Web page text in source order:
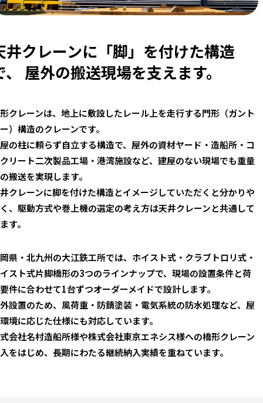
井クレーンに「脚」を付けた構造
屋外の搬送現場を支えます。
クレーンは、地上に敷設したレール上を走行する門形（ガント
）構造のクレーンです。
の柱に頼らず自立する構造で、屋外の資材ヤード・造船所・コ
リート二次製品工場・港湾施設など、建屋のない現場でも重量
搬送を実現します。
クレーンに脚を付けた構造とイメージしていただくと分かりや
、駆動方式や巻上機の選定の考え方は天井クレーンと共通して
す。
県・北九州の大江鉄工所では、ホイスト式・クラブトロリ式・
スト式片脚橋形の3つのラインナップで、現場の設置条件と荷
件に合わせて1台ずつオーダーメイドで設計します。
設置のため、風荷重・防錆塗装・電気系統の防水処理など、屋
境に応じた仕様にも対応しています。
会社名村造船所様や株式会社東京エネシス様への橋形クレーン
をはじめ、長期にわたる継続納入実績を重ねています。